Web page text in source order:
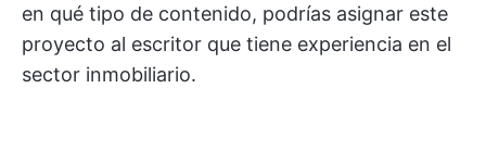
en qué tipo de contenido, podrías asignar este
proyecto al escritor que tiene experiencia en el
sector inmobiliario.